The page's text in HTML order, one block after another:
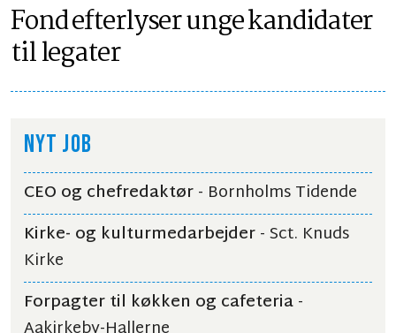
Fond efterlyser unge kandidater
til legater
NYT JOB
CEO og chefredaktør- Bornholms Tidende
Kirke- og kulturmedarbejder- Sct. Knuds
Kirke
Forpagter til køkken og cafeteria-